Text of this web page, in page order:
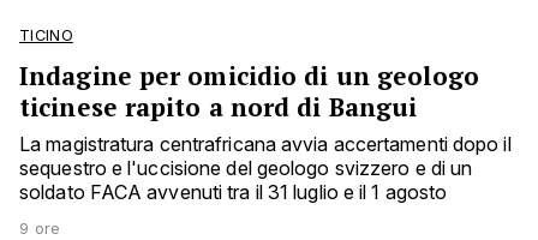
TICINO
Indagine per omicidio di un geologo
ticinese rapito a nord di Bangui
La magistratura centrafricana avvia accertamenti dopo il
sequestro e l'uccisione del geologo svizzero e di un
soldato FACA avvenuti tra il 31 luglio e il 1 agosto
9 ore